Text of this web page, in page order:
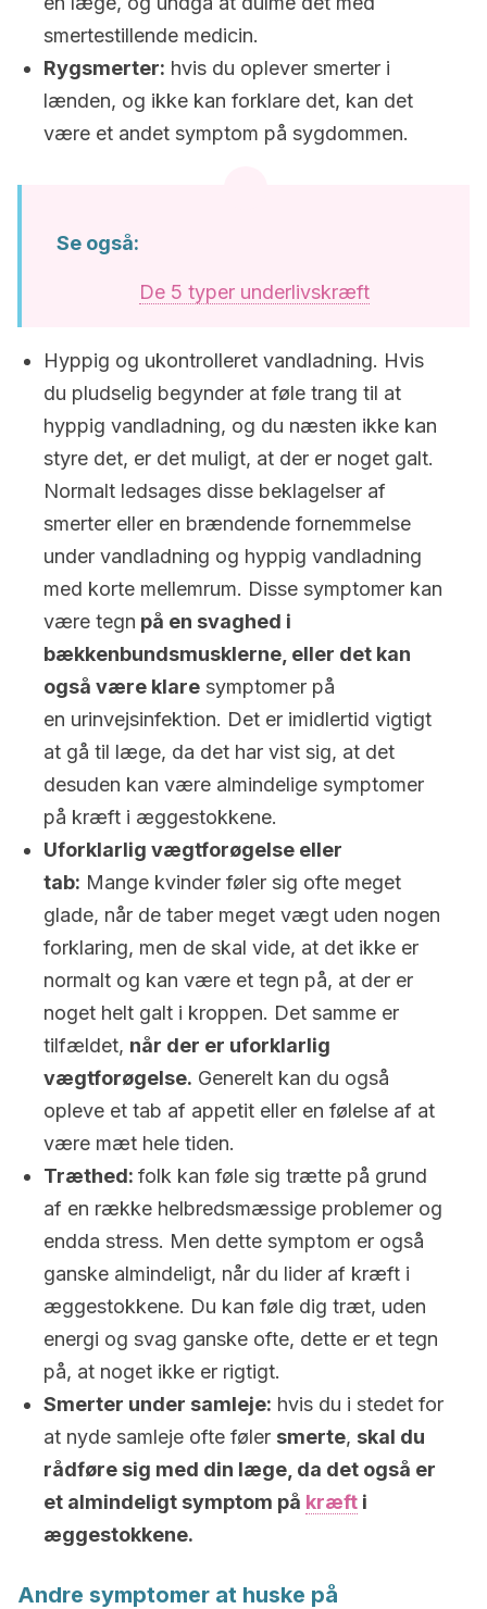
smertestillende medicin.
Rygsmerter: hvis du oplever smerter i
lænden, og ikke kan forklare det, kan det
være et andet symptom på sygdommen.
Se også:
De 5 typer underlivskræft
Hyppig og ukontrolleret vandladning. Hvis
du pludselig begynder at føle trang til at
hyppig vandladning, og du næsten ikke kan
styre det, er det muligt, at der er noget galt.
Normalt ledsages disse beklagelser af
smerter eller en brændende fornemmelse
under vandladning og hyppig vandladning
med korte mellemrum. Disse symptomer kan
være tegn på en svaghed i
bækkenbundsmusklerne, eller det kan
også være klare symptomer på
en urinvejsinfektion. Det er imidlertid vigtigt
at gå til læge, da det har vist sig, at det
desuden kan være almindelige symptomer
på kræft i æggestokkene.
Uforklarlig vægtforøgelse eller
tab: Mange kvinder føler sig ofte meget
glade, når de taber meget vægt uden nogen
forklaring, men de skal vide, at det ikke er
normalt og kan være et tegn på, at der er
noget helt galt i kroppen. Det samme er
tilfældet, når der er uforklarlig
vægtforøgelse. Generelt kan du også
opleve et tab af appetit eller en følelse af at
være mæt hele tiden.
Træthed: folk kan føle sig trætte på grund
af en række helbredsmæssige problemer og
endda stress. Men dette symptom er også
ganske almindeligt, når du lider af kræft i
æggestokkene. Du kan føle dig træt, uden
energi og svag ganske ofte, dette er et tegn
på, at noget ikke er rigtigt.
Smerter under samleje: hvis du i stedet for
at nyde samleje ofte føler smerte, skal du
rådføre sig med din læge, da det også er
et almindeligt symptom på kræft i
æggestokkene.
Andre symptomer at huske på